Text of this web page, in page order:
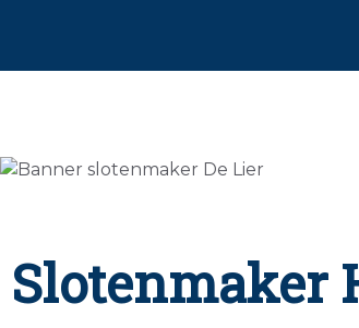
Slotenmaker